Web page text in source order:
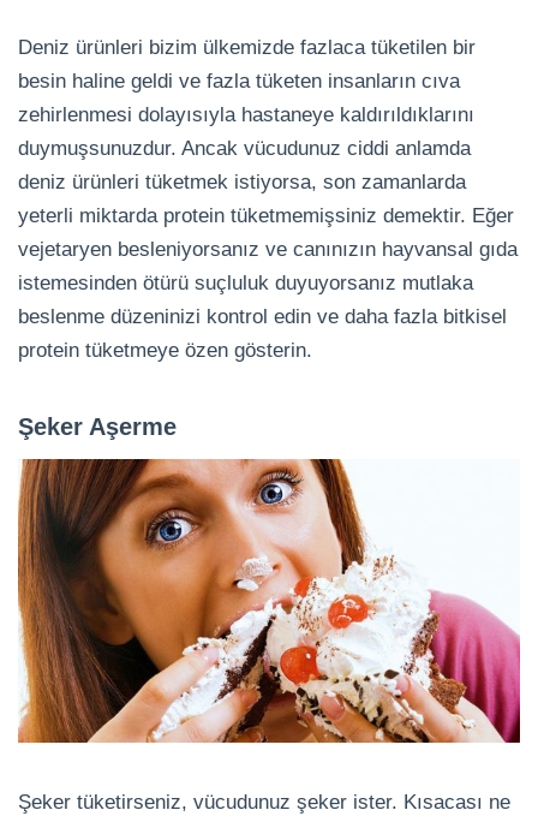
Deniz ürünleri bizim ülkemizde fazlaca tüketilen bir
besin haline geldi ve fazla tüketen insanların cıva
zehirlenmesi dolayısıyla hastaneye kaldırıldıklarını
duymuşsunuzdur. Ancak vücudunuz ciddi anlamda
deniz ürünleri tüketmek istiyorsa, son zamanlarda
yeterli miktarda protein tüketmemişsiniz demektir. Eğer
vejetaryen besleniyorsanız ve canınızın hayvansal gıda
istemesinden ötürü suçluluk duyuyorsanız mutlaka
beslenme düzeninizi kontrol edin ve daha fazla bitkisel
protein tüketmeye özen gösterin.
Şeker Aşerme
Şeker tüketirseniz, vücudunuz şeker ister. Kısacası ne